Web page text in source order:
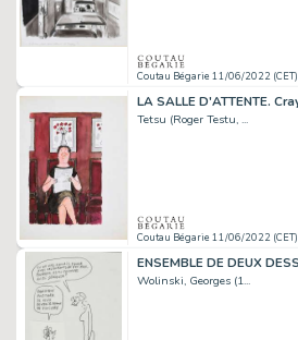
Coutau Bégarie 11/06/2022 (CET)
Tetsu (Roger Testu, ...
Coutau Bégarie 11/06/2022 (CET)
Wolinski, Georges (1...